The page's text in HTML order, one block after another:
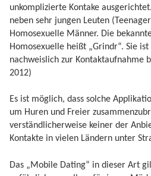
unkomplizierte Kontake
neben sehr jungen Leuten
Homosexuelle Männer. Die
Homosexuelle heißt „Grindr“. Sie
nachweislich zur Kontaktaufnahme
2012)
Es ist möglich, dass solche
um Huren und Freier
verständlicherweise keiner der
Kontakte in vielen Ländern unter
Das „Mobile Dating“ in dieser Art